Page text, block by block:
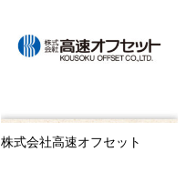
株式会社高速オフセット